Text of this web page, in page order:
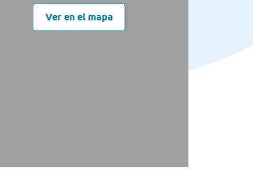
Ver en el mapa